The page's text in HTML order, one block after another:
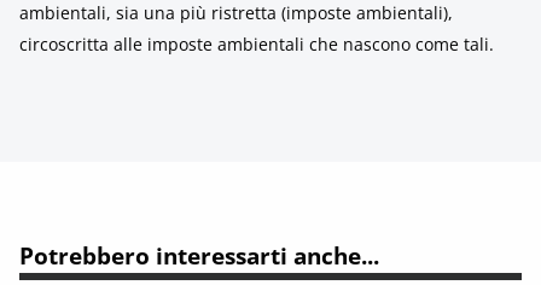
ambientali, sia una più ristretta (imposte ambientali),
circoscritta alle imposte ambientali che nascono come tali.
Potrebbero interessarti anche...